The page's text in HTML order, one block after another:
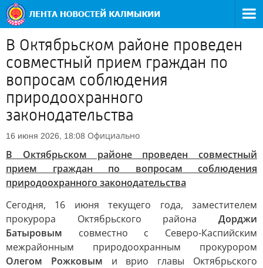
В Октябрьском районе проведен
совместный прием граждан по
вопросам соблюдения
природоохранного
законодательства
16 июня 2026, 18:08 Официально
В Октябрьском районе проведен совместный
прием граждан по вопросам соблюдения
природоохранного законодательства
Сегодня, 16 июня текущего года, заместителем
прокурора Октябрьского района Дорджи
Батыровым совместно с Северо-Каспийским
межрайонным природоохранным прокурором
Олегом Рожковым и врио главы Октябрьского